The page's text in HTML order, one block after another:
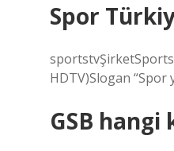
Spor
HDTV)Slogan “Spor
GSB